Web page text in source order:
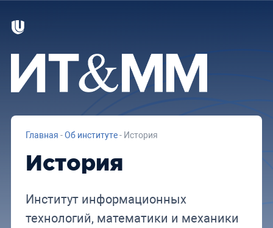
Главная -Об институте- История
История
Институт информационных
технологий, математики и механики